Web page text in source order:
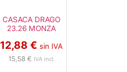
CASACA DRAGO
23.26 MONZA
12,88€ sin IVA
15,58 € IVA incl.